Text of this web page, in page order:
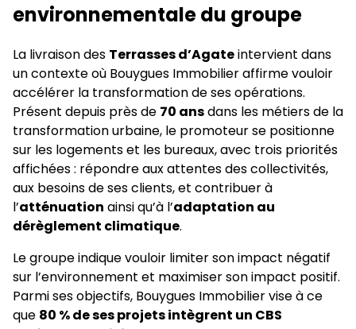
environnementale du groupe
La livraison des Terrasses d’Agateintervient dans
un contexte où Bouygues Immobilier affirme vouloir
accélérer la transformation de ses opérations.
Présent depuis près de 70 ansdans les métiers de la
transformation urbaine, le promoteur se positionne
sur les logements et les bureaux, avec trois priorités
affichées : répondre aux attentes des collectivités,
aux besoins de ses clients, et contribuer à
l’atténuation ainsi qu’à l’adaptation au
dérèglement climatique.
Le groupe indique vouloir limiter son impact négatif
sur l’environnement et maximiser son impact positif.
Parmi ses objectifs, Bouygues Immobilier vise à ce
que 80 % de ses projets intègrent un CBS